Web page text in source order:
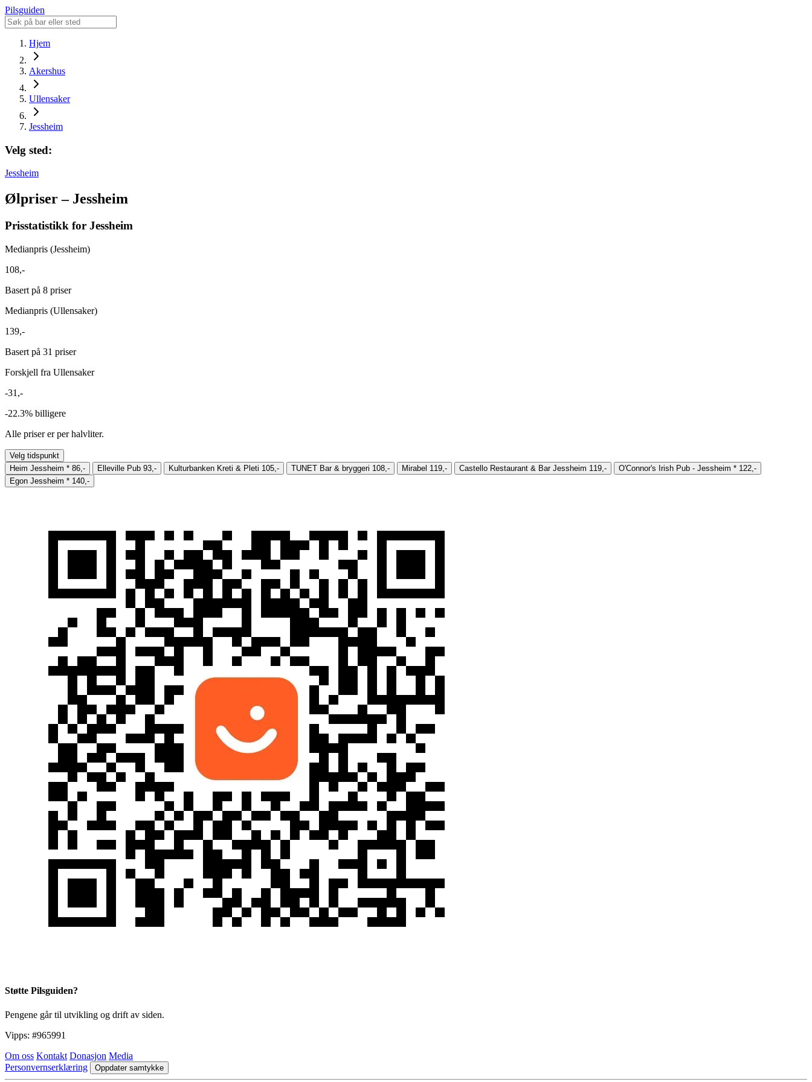
Pilsguiden
Hjem
Akershus
Ullensaker
Jessheim
Velg sted:
Jessheim
Ølpriser – Jessheim
Prisstatistikk for Jessheim
Medianpris (Jessheim)
108,-
Basert på 8 priser
Medianpris (Ullensaker)
139,-
Basert på 31 priser
Forskjell fra Ullensaker
-31,-
-22.3% billigere
Alle priser er per halvliter.
Velg tidspunkt
Heim Jessheim * 86,- Elleville Pub 93,- Kulturbanken Kreti & Pleti 105,- TUNET Bar & bryggeri 108,- Mirabel 119,- Castello Restaurant & Bar Jessheim 119,- O'Connor's Irish Pub - Jessheim * 122,-
Egon Jessheim * 140,-
Støtte Pilsguiden?
Pengene går til utvikling og drift av siden.
Vipps: #965991
Om oss Kontakt Donasjon Media
Personvernserklæring
Oppdater samtykke